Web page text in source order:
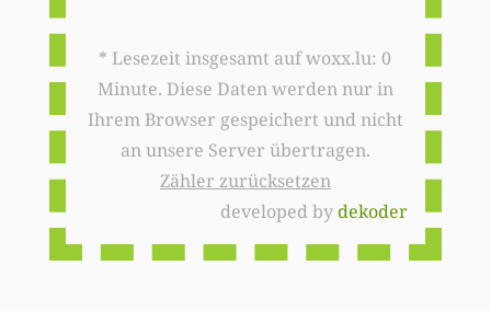
* Lesezeit insgesamt auf woxx.lu: 0
Minute. Diese Daten werden nur in
Ihrem Browser gespeichert und nicht
an unsere Server übertragen.
Zähler zurücksetzen
developed bydekoder